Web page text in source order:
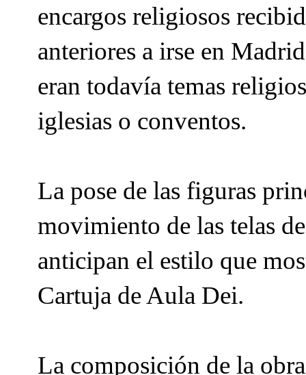
encargos religiosos
anteriores a irse en
eran todavía temas
iglesias o conventos.
La pose de las figuras
movimiento de las telas
anticipan el estilo que
Cartuja de Aula Dei.
La composición de la